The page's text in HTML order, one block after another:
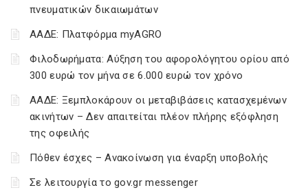
πνευματικών δικαιωμάτων
ΑΑΔΕ: Πλατφόρμα myAGRO
Φιλοδωρήματα: Αύξηση του αφορολόγητου ορίου από
300 ευρώ τον μήνα σε 6.000 ευρώ τον χρόνο
ΑΑΔΕ: Ξεμπλοκάρουν οι μεταβιβάσεις κατασχεμένων
ακινήτων – Δεν απαιτείται πλέον πλήρης εξόφληση
της οφειλής
Πόθεν έσχες – Ανακοίνωση για έναρξη υποβολής
Σε λειτουργία το gov.gr messenger